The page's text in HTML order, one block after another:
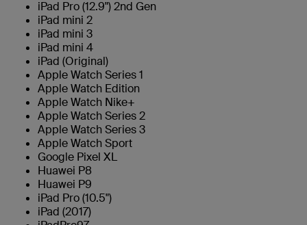
iPad Pro (12.9") 2nd Gen
iPad mini 2
iPad mini 3
iPad mini 4
iPad (Original)
Apple Watch Series 1
Apple Watch Edition
Apple Watch Nike+
Apple Watch Series 2
Apple Watch Series 3
Apple Watch Sport
Google Pixel XL
Huawei P8
Huawei P9
iPad Pro (10.5")
iPad (2017)